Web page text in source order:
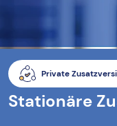
Private
Stationäre